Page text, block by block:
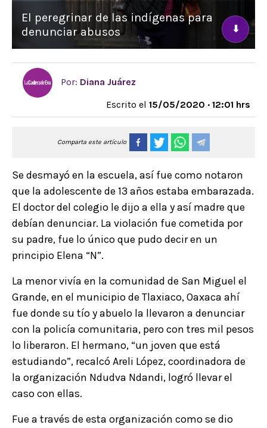
El peregrinar de las indígenas para
denunciar abusos
⬇
Por: Diana Juárez
Escrito el 15/05/2020 · 12:01 hrs
Comparta este artículo
Se desmayó en la escuela, así fue como notaron
que la adolescente de 13 años estaba embarazada.
El doctor del colegio le dijo a ella y así madre que
debían denunciar. La violación fue cometida por
su padre, fue lo único que pudo decir en un
principio Elena “N”.
La menor vivía en la comunidad de San Miguel el
Grande, en el municipio de Tlaxiaco, Oaxaca ahí
fue donde su tío y abuelo la llevaron a denunciar
con la policía comunitaria, pero con tres mil pesos
lo liberaron. El hermano, “un joven que está
estudiando”, recalcó Areli López, coordinadora de
la organización Ndudva Ndandi, logró llevar el
caso con ellas.
Fue a través de esta organización como se dio